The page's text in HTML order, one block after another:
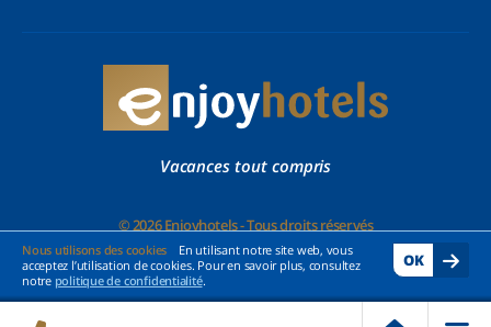
Nous utilisons des cookies
En utilisant notre site web, vous
acceptez l’utilisation de cookies. Pour en savoir plus, consultez
notre politique de confidentialité.
OK
Vacances tout compris
© 2026 Enjoyhotels - Tous droits réservés